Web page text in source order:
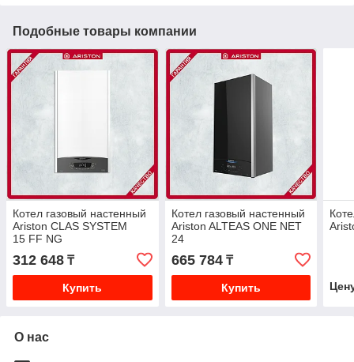
Подобные товары компании
Котел газовый настенный
Ariston CLAS SYSTEM
15 FF NG
312 648 ₸
Купить
Котел газовый настенный
Ariston ALTEAS ONE NET
24
665 784₸
Купить
О нас